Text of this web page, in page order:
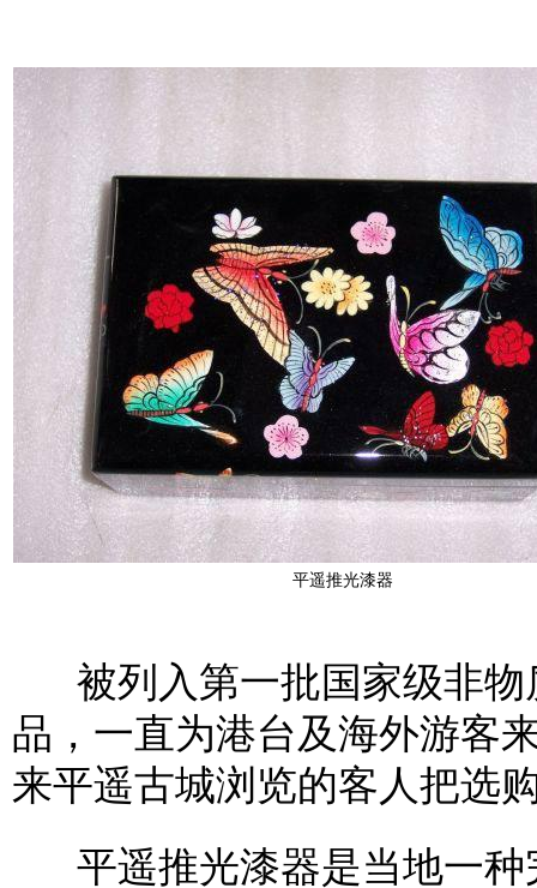
平遥推光漆器
被列入第一批国家级非物
品，一直为港台及海外游客
来平遥古城浏览的客人把选
平遥推光漆器是当地一种